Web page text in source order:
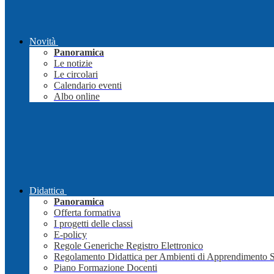
Novità
Panoramica
Le notizie
Le circolari
Calendario eventi
Albo online
Didattica
Panoramica
Offerta formativa
I progetti delle classi
E-policy
Regole Generiche Registro Elettronico
Regolamento Didattica per Ambienti di Apprendimento
Piano Formazione Docenti